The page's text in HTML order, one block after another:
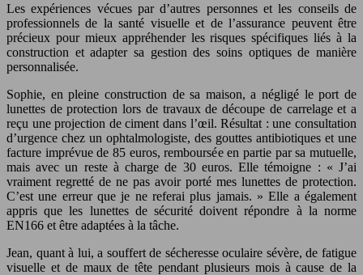
Les expériences vécues par d’autres personnes et les conseils de
professionnels de la santé visuelle et de l’assurance peuvent être
précieux pour mieux appréhender les risques spécifiques liés à la
construction et adapter sa gestion des soins optiques de manière
personnalisée.
Sophie, en pleine construction de sa maison, a négligé le port de
lunettes de protection lors de travaux de découpe de carrelage et a
reçu une projection de ciment dans l’œil. Résultat : une consultation
d’urgence chez un ophtalmologiste, des gouttes antibiotiques et une
facture imprévue de 85 euros, remboursée en partie par sa mutuelle,
mais avec un reste à charge de 30 euros. Elle témoigne : « J’ai
vraiment regretté de ne pas avoir porté mes lunettes de protection.
C’est une erreur que je ne referai plus jamais. » Elle a également
appris que les lunettes de sécurité doivent répondre à la norme
EN166 et être adaptées à la tâche.
Jean, quant à lui, a souffert de sécheresse oculaire sévère, de fatigue
visuelle et de maux de tête pendant plusieurs mois à cause de la